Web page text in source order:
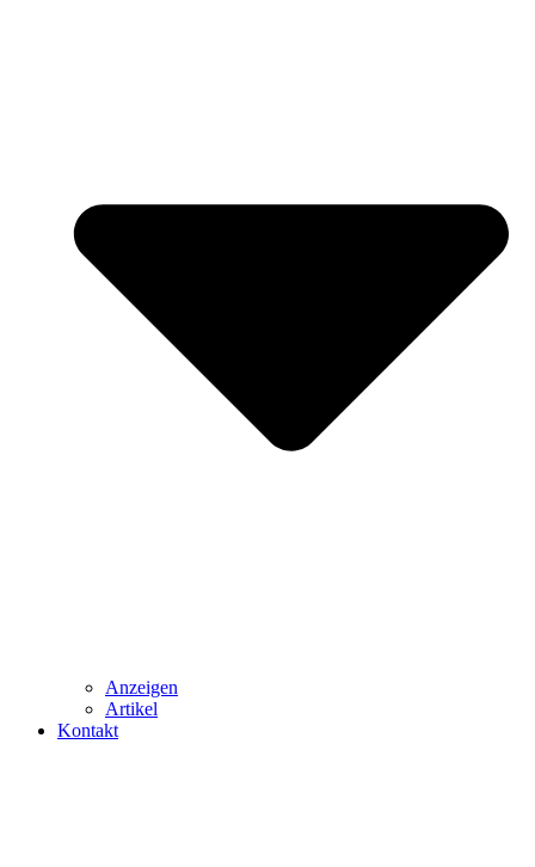
Anzeigen
Artikel
Kontakt